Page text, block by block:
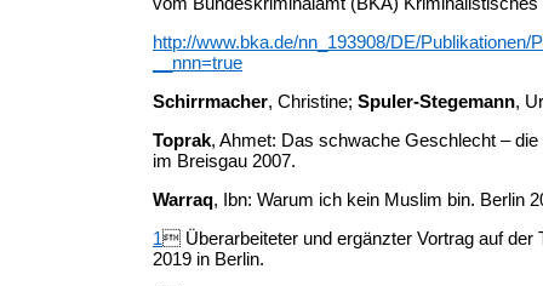
http://www.bka.de/nn_193908/DE/
__nnn=true
Schirrmacher, Christine; Spuler-Stegemann,
Toprak, Ahmet: Das schwache Geschlecht –
im Breisgau 2007.
Warraq, Ibn: Warum ich kein Muslim bin. Berlin
1 Überarbeiteter und ergänzter Vortrag auf der
2019 in Berlin.